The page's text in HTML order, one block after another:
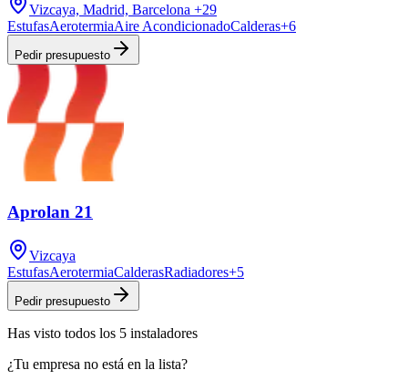
Vizcaya, Madrid, Barcelona +29
EstufasAerotermiaAire AcondicionadoCalderas+6
Pedir presupuesto
Aprolan 21
Vizcaya
EstufasAerotermiaCalderasRadiadores+5
Pedir presupuesto
Has visto todos los 5 instaladores
¿Tu empresa no está en la lista?